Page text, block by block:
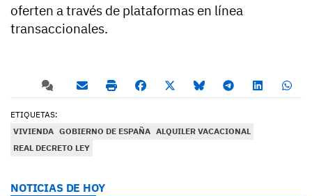
oferten a través de plataformas en línea
transaccionales.
ETIQUETAS:
VIVIENDA GOBIERNO DE ESPAÑA ALQUILER VACACIONAL
REAL DECRETO LEY
NOTICIAS DE HOY